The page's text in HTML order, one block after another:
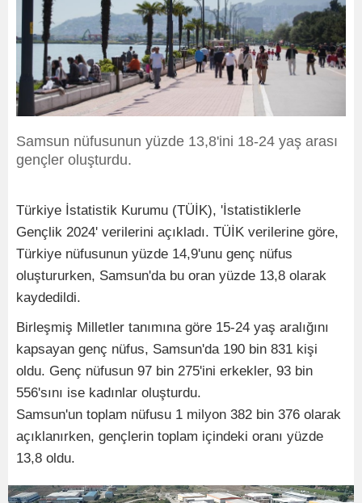
Samsun nüfusunun yüzde 13,8'ini 18-24 yaş arası
gençler oluşturdu.
Türkiye İstatistik Kurumu (TÜİK), 'İstatistiklerle
Gençlik 2024' verilerini açıkladı. TÜİK verilerine göre,
Türkiye nüfusunun yüzde 14,9'unu genç nüfus
oluştururken, Samsun'da bu oran yüzde 13,8 olarak
kaydedildi.
Birleşmiş Milletler tanımına göre 15-24 yaş aralığını
kapsayan genç nüfus, Samsun'da 190 bin 831 kişi
oldu. Genç nüfusun 97 bin 275'ini erkekler, 93 bin
556'sını ise kadınlar oluşturdu.
Samsun'un toplam nüfusu 1 milyon 382 bin 376 olarak
açıklanırken, gençlerin toplam içindeki oranı yüzde
13,8 oldu.